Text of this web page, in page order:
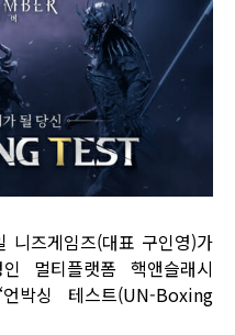
니즈게임즈(대표 구인영)가
멀티플랫폼 핵앤슬래시
언박싱 테스트(UN-Boxing